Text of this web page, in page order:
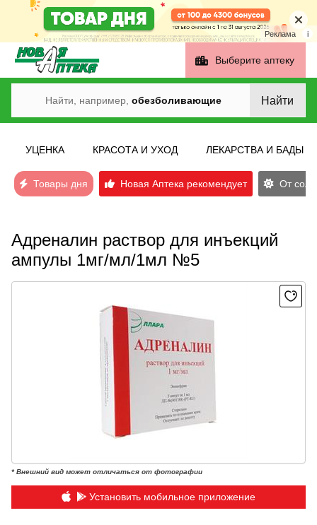
Реклама i
Выберите аптеку
Найти, например, обезболивающие Найти
УЦЕНКА КРАСОТА И УХОД ЛЕКАРСТВА И БАДЫ
Товары дня Новая Аптека рекомендует От
Адреналин раствор для инъекций
ампулы 1мг/мл/1мл №5
* Внешний вид может отличаться от фотографии
Установить мобильное приложение